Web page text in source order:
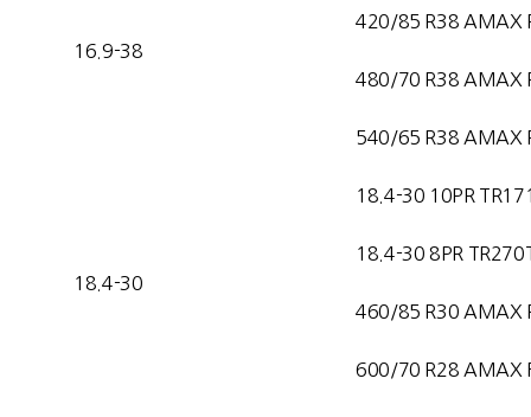
16.9-38
420/85 R38 AMAX
480/70 R38 AMAX
540/65 R38 AMAX
18.4-30
18.4-30 10PR
18.4-30 8PR
460/85 R30 AMAX
600/70 R28 AMAX